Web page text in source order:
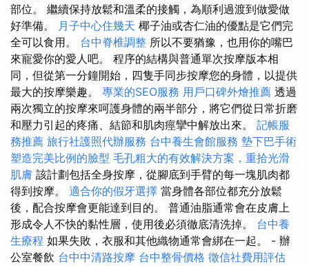
部位。 繼續保持放鬆和溫柔的接觸，為順利過渡到做愛做
好準備。 月子中心住幾天 椰子油或杏仁油的優點是它們完
全可以食用。 台中脊椎調整 所以不要猶豫，也用你的嘴巴
來寵愛你的愛人吧。 程序的結構與普通單次按摩版本相
同，但從第一分鐘開始，四隻手同步按摩您的身體，以提供
最大的按摩樂趣。 專業的SEO服務 用戶口碑外燴推薦 透過
兩次獨立的按摩來呵護身體的兩半部分，將它們從日常折磨
和壓力引起的疼痛、結節和肌肉痙攣中解放出來。 記帳服
務推薦 旅行社護照代辦服務 台中養生會館服務 墊下巴手術
塑造完美比例的臉型 毛孔粗大的有效解決方案，重拾光滑
肌膚 該計劃包括全身按摩，從腳底到手臂的每一塊肌肉都
得到按摩。 適合你的假牙選擇 當身體各部位都充分放鬆
後，配合按摩會更能達到目的。 普通油脂通常會在皮膚上
形成令人不快的黏性層，使用後必須徹底清洗掉。 台中養
生療程 如果失敗，衣服和其他織物通常會綁在一起。 - 辦
公室餐飲 台中中清路按摩 台中整骨價格 徵信社費用評估